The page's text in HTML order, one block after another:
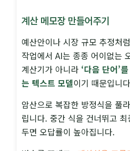
계산 메모장 만들어주기
예산안이나 시장 규모 추정처
작업에서 AI는 종종 어이없는
계산기가 아니라 ‘다음 단어’
는 텍스트 모델이기 때문입니
암산으로 복잡한 방정식을 풀
립니다. 중간 식을 건너뛰고
두면 오답률이 높아집니다.